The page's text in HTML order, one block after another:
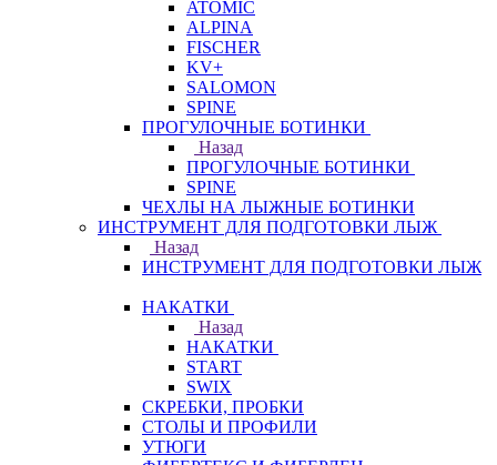
ATOMIC
ALPINA
FISCHER
KV+
SALOMON
SPINE
ПРОГУЛОЧНЫЕ БОТИНКИ
Назад
ПРОГУЛОЧНЫЕ БОТИНКИ
SPINE
ЧЕХЛЫ НА ЛЫЖНЫЕ БОТИНКИ
ИНСТРУМЕНТ ДЛЯ ПОДГОТОВКИ ЛЫЖ
Назад
ИНСТРУМЕНТ ДЛЯ ПОДГОТОВКИ ЛЫЖ
НАКАТКИ
Назад
НАКАТКИ
START
SWIX
СКРЕБКИ, ПРОБКИ
СТОЛЫ И ПРОФИЛИ
УТЮГИ